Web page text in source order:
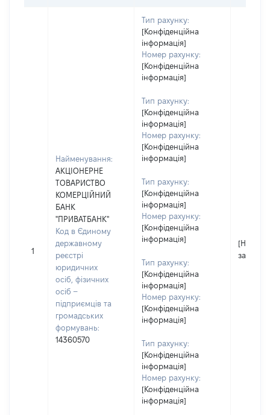
1
Найменування:
АКЦІОНЕРНЕ
ТОВАРИСТВО
КОМЕРЦІЙНИЙ
БАНК
"ПРИВАТБАНК"
Код в Єдиному
державному
реєстрі
юридичних
осіб, фізичних
осіб –
підприємців та
громадських
формувань:
14360570
Тип рахунку:
[Конфіденційна
інформація]
Номер рахунку:
[Конфіденційна
інформація]
Тип рахунку:
[Конфіденційна
інформація]
Номер рахунку:
[Конфіденційна
інформація]
Тип рахунку:
[Конфіденційна
інформація]
Номер рахунку:
[Конфіденційна
інформація]
Тип рахунку:
[Конфіденційна
інформація]
Номер рахунку:
[Конфіденційна
інформація]
Тип рахунку:
[Конфіденційна
інформація]
Номер рахунку:
[Конфіденційна
інформація]
[Не